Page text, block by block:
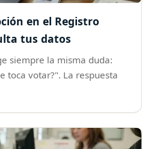
en el Registro
tus datos
siempre la misma duda:
toca votar?". La respuesta